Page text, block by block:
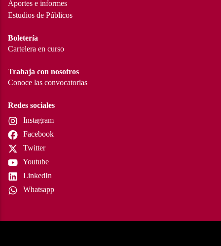
Aportes e informes
Estudios de Públicos
Boletería
Cartelera en curso
Trabaja con nosotros
Conoce las convocatorias
Redes sociales
Instagram
Facebook
Twitter
Youtube
LinkedIn
Whatsapp